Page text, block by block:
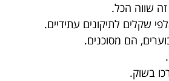
שווה הכל.
שקלים לתיקונים עתידיים.
הם מסוכנים.
בשוק.